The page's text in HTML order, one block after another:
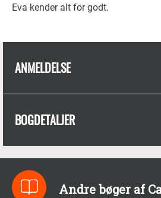
Eva kender alt for godt.
ANMELDELSE
BOGDETALJER
Andre bøger af